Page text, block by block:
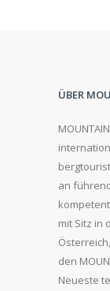
ÜBER
an
mit Sitz in
den
Neueste